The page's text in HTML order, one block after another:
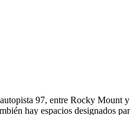
97, entre Rocky
hay espacios designados